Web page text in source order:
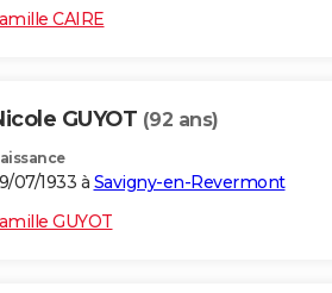
CAIRE
GUYOT (92 ans)
07/1933 à Savigny-en-Revermont
GUYOT